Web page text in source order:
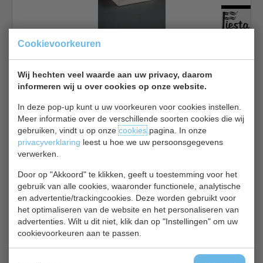
Cookievoorkeuren
Wij hechten veel waarde aan uw privacy, daarom
informeren wij u over cookies op onze website.
In deze pop-up kunt u uw voorkeuren voor cookies instellen.
Meer informatie over de verschillende soorten cookies die wij
gebruiken, vindt u op onzecookiespagina. In onze
privacyverklaring leest u hoe we uw persoonsgegevens
verwerken.
Door op "Akkoord" te klikken, geeft u toestemming voor het
gebruik van alle cookies, waaronder functionele, analytische
en advertentie/trackingcookies. Deze worden gebruikt voor
het optimaliseren van de website en het personaliseren van
advertenties. Wilt u dit niet, klik dan op "Instellingen" om uw
cookievoorkeuren aan te passen.
cocktails of grotere rietjes voor smoothies en milkshakes, we
Dus waar wacht u nog op? Maak de overstap naar onze papieren
rietjes en help het milieu te beschermen, terwijl u uw klanten
voorziet van een kwalitatief hoogwaardige drinkervaring.
duurzaam suikerriet, bamboe, palmblad, hout, karton, karton (
Virgin Fibre) maar ook plastic PS, PP, PLA, LDPE, EPS, Aluminium
enz.
bossen, zonder toevoeging van gerecycled materiaal,
gegarandeerd voedselveilig, composteerbaar. Product normen /
Certificatie: FSC gecertificeerd - TUV gecertificeerd
100% Fair: U wilt uw snacks en gerechten meegeven in een
duurzame en stijlvolle verpakking? Dan is 100% FAIR de perfecte
oplossing. Geproduceerd van FSC® gecertificeerd karton
H 3,5 x 18 cm | Inhoud 455 ML | 50 Stuks | Bagasse
€ 5,05
Disposables bekijken
Groen Wit Papieren rietjes
Papieren Rietjes | Groet met Wit | Lengte 21 cm | Ø 0.6 cm |
Aantal 250 Stuks
€ 5,70